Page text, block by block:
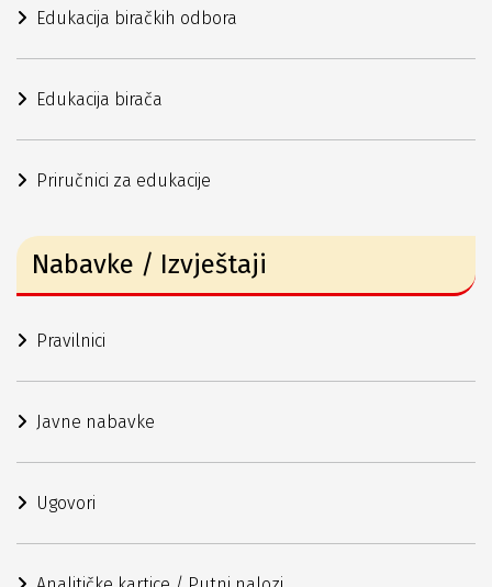
Edukacija biračkih odbora
Edukacija birača
Priručnici za edukacije
Nabavke / Izvještaji
Pravilnici
Javne nabavke
Ugovori